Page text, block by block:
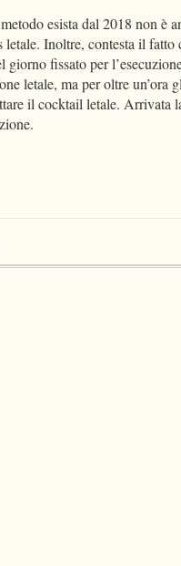
esista dal 2018 non è
Inoltre, contesta il fatto
fissato per
letale, ma per oltre un’ora
il cocktail letale. Arrivata